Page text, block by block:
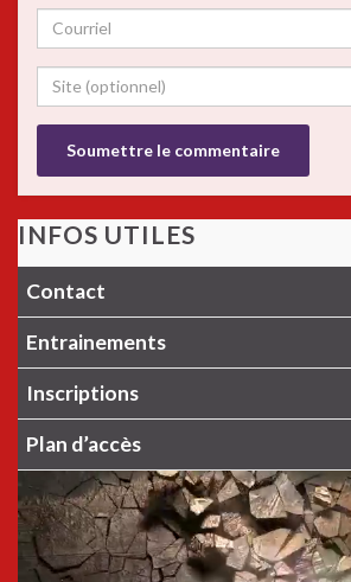
INFOS UTILES
Contact
Entrainements
Inscriptions
Plan d’accès